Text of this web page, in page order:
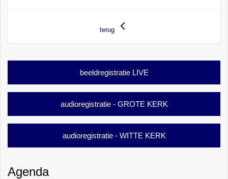
terug
beeldregistratie LIVE
audioregistratie - GROTE KERK
audioregistratie - WITTE KERK
Agenda